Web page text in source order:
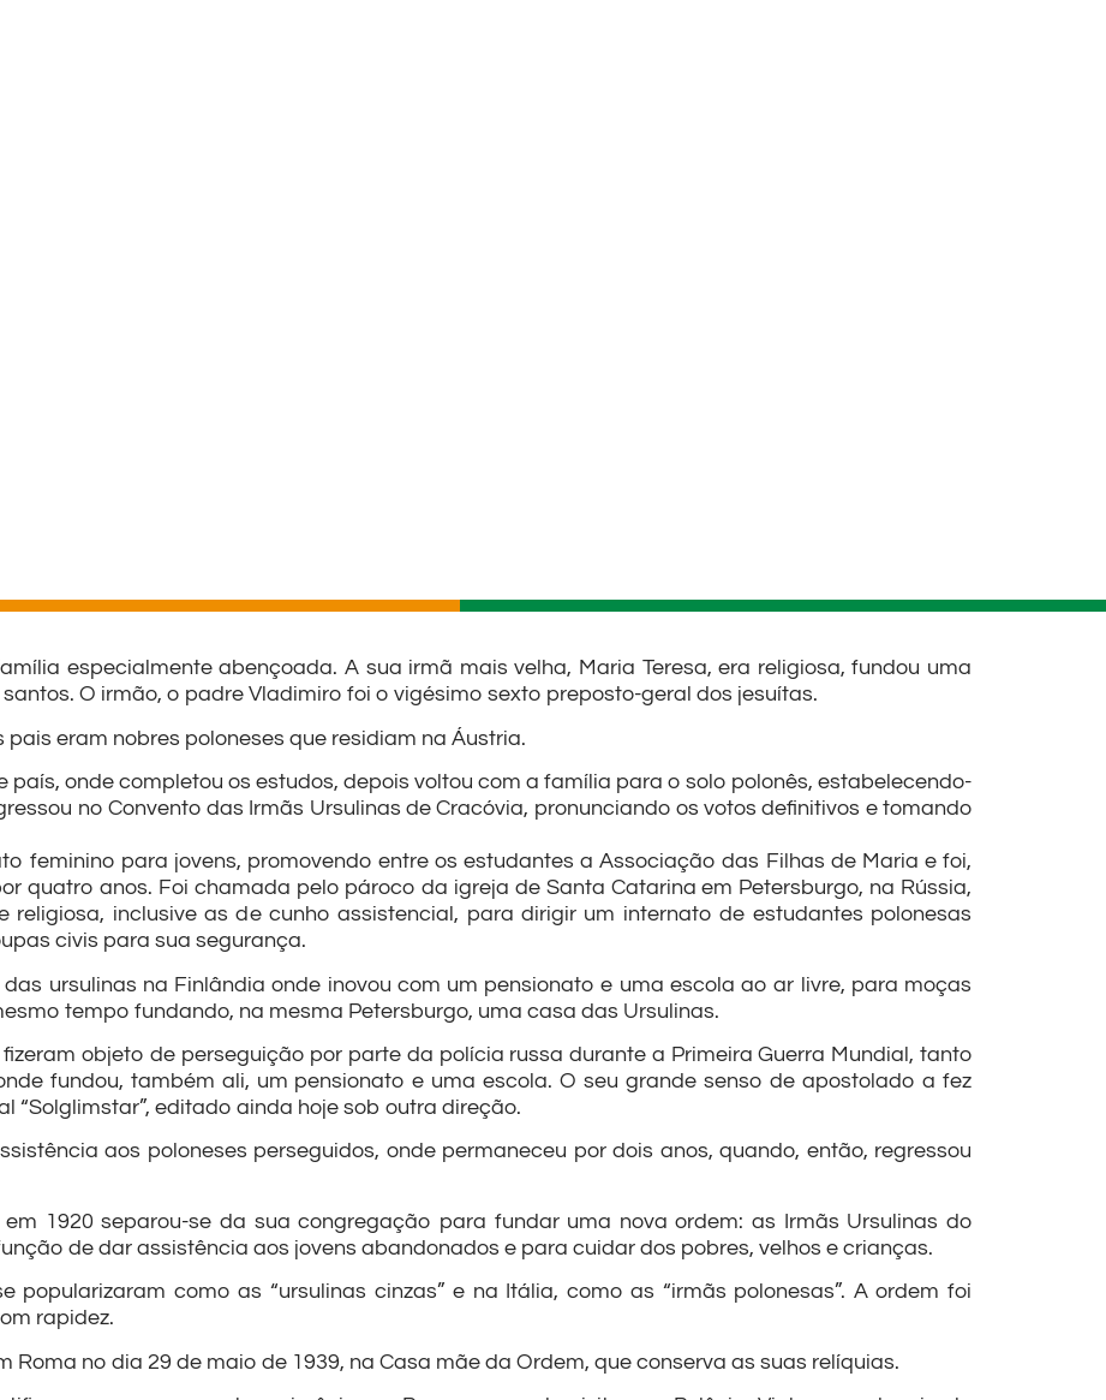
especialmente abençoada. A sua irmã mais velha, Maria Teresa, era religiosa, fundou uma
O irmão, o padre Vladimiro foi o vigésimo sexto preposto-geral dos jesuítas.
pais eram nobres poloneses que residiam na Áustria.
país, onde completou os estudos, depois voltou com a família para o solo polonês, estabelecendo-
no Convento das Irmãs Ursulinas de Cracóvia, pronunciando os votos definitivos e tomando
feminino para jovens, promovendo entre os estudantes a Associação das Filhas de Maria e foi,
quatro anos. Foi chamada pelo pároco da igreja de Santa Catarina em Petersburgo, na Rússia,
inclusive as de cunho assistencial, para dirigir um internato de estudantes polonesas
civis para sua segurança.
ursulinas na Finlândia onde inovou com um pensionato e uma escola ao ar livre, para moças
tempo fundando, na mesma Petersburgo, uma casa das Ursulinas.
objeto de perseguição por parte da polícia russa durante a Primeira Guerra Mundial, tanto
fundou, também ali, um pensionato e uma escola. O seu grande senso de apostolado a fez
“Solglimstar”, editado ainda hoje sob outra direção.
aos poloneses perseguidos, onde permaneceu por dois anos, quando, então, regressou
1920 separou-se da sua congregação para fundar uma nova ordem: as Irmãs Ursulinas do
de dar assistência aos jovens abandonados e para cuidar dos pobres, velhos e crianças.
popularizaram como as “ursulinas cinzas” e na Itália, como as “irmãs polonesas”. A ordem foi
rapidez.
Roma no dia 29 de maio de 1939, na Casa mãe da Ordem, que conserva as suas relíquias.